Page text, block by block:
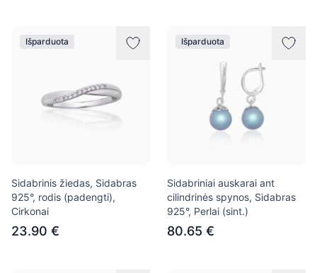
Išparduota
Sidabrinis žiedas, Sidabras
925°, rodis (padengti),
Cirkonai
23.90 €
Išparduota
Sidabriniai auskarai ant
cilindrinės spynos, Sidabras
925°, Perlai (sint.)
80.65 €